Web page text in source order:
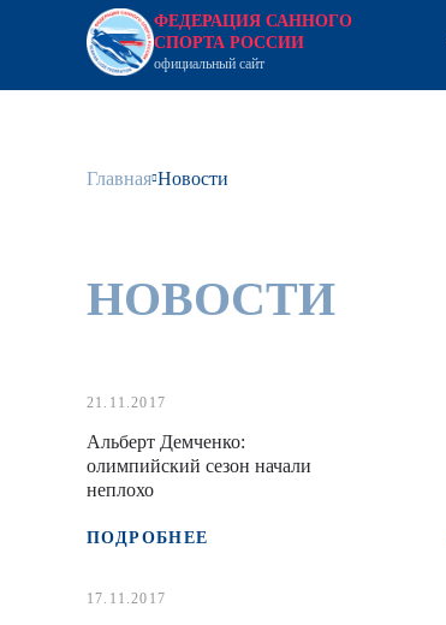
ФЕДЕРАЦИЯ САННОГО
СПОРТА РОССИИ
официальный сайт
Главная Новости
НОВОСТИ
21.11.2017
Альберт Демченко:
олимпийский сезон начали
неплохо
ПОДРОБНЕЕ
17.11.2017